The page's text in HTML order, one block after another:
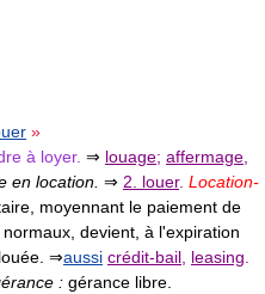
»
à loyer. ⇒ louage; affermage
en location. ⇒ 2. louer. Location-
moyennant le paiement de
devient, à l'expiration
⇒aussi crédit-bail leasing
: gérance libre.